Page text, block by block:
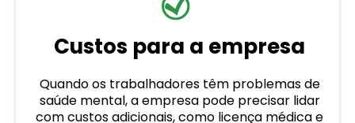
Custos para a empresa
Quando os trabalhadores têm problemas de
saúde mental, a empresa pode precisar lidar
com custos adicionais, como licença médica e